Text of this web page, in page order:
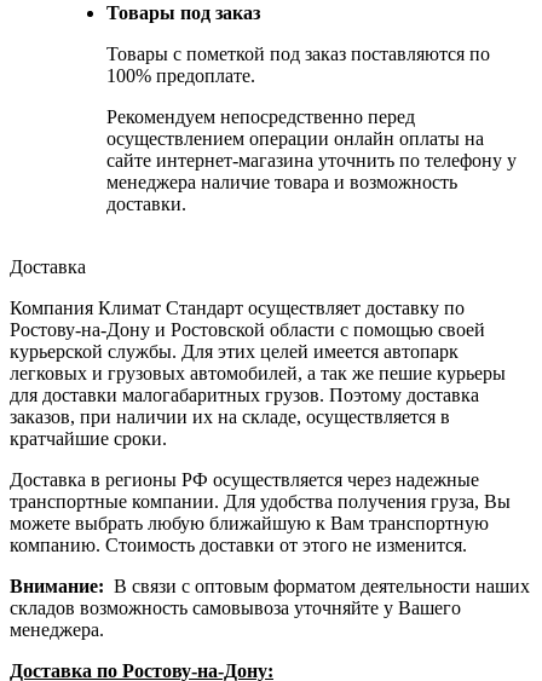
Товары под заказ
Товары с пометкой под заказ поставляются по
100% предоплате.
Рекомендуем непосредственно перед
осуществлением операции онлайн оплаты на
сайте интернет-магазина уточнить по телефону у
менеджера наличие товара и возможность
доставки.
Доставка
Компания Климат Стандарт осуществляет доставку по
Ростову-на-Дону и Ростовской области с помощью своей
курьерской службы. Для этих целей имеется автопарк
легковых и грузовых автомобилей, а так же пешие курьеры
для доставки малогабаритных грузов. Поэтому доставка
заказов, при наличии их на складе, осуществляется в
кратчайшие сроки.
Доставка в регионы РФ осуществляется через надежные
транспортные компании. Для удобства получения груза, Вы
можете выбрать любую ближайшую к Вам транспортную
компанию. Стоимость доставки от этого не изменится.
Внимание: В связи с оптовым форматом деятельности наших
складов возможность самовывоза уточняйте у Вашего
менеджера.
Доставка по Ростову-на-Дону: